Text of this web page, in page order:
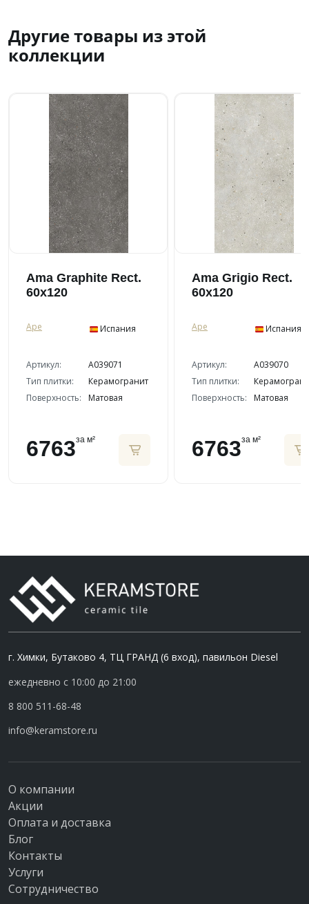
Другие товары из этой
коллекции
Ama Graphite Rect.
60х120
Ape Испания
Артикул:
A039071
Тип плитки:
Керамогранит
Поверхность:
Матовая
6763за м²
Ama Grigio Rect.
60х120
Ape Испания
Артикул:
A039070
Тип плитки:
Поверхность:
Матовая
6763за м²
г. Химки, Бутаково 4, ТЦ ГРАНД (6 вход), павильон Diesel
ежедневно с 10:00 до 21:00
8 800 511-68-48
info@keramstore.ru
О компании
Акции
Оплата и доставка
Блог
Контакты
Услуги
Сотрудничество